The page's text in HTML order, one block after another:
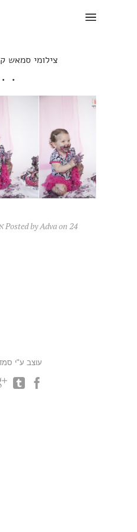
צילומי סמאש
Posted by Adva on 24 אוג 2015 /
עוצב ע"י